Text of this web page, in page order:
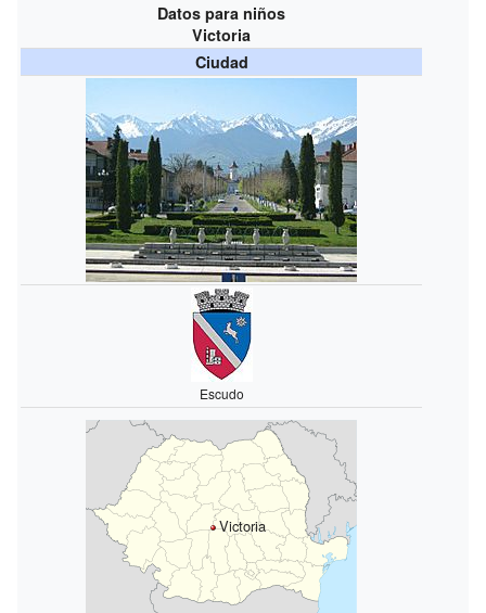
Datos para niños
Victoria
Ciudad
Escudo
Victoria